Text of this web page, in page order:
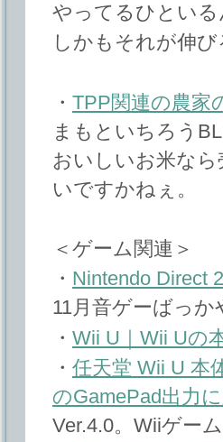
やってるひといる
しかもそれが伸
・ TPP関連の農家
まもといちろう
おいしいお米な
いですかねぇ。
＜ゲーム関連＞
・ Nintendo Direct
11月音ゲーばっ
・ Wii U｜Wii Uの
・ 任天堂 Wii U 本
のGamePad出力
Ver.4.0。Wiiゲー